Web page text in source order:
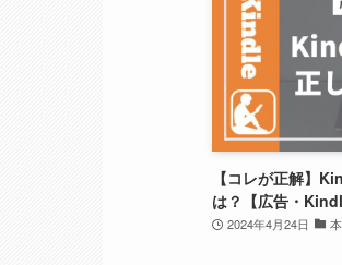
【コレが正解】
は？【広告・
2024年4月24日